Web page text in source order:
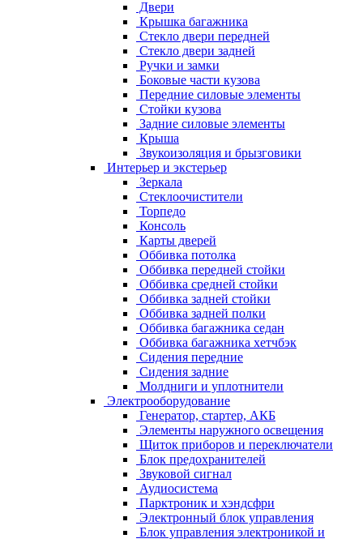
Двери
Крышка багажника
Стекло двери передней
Стекло двери задней
Ручки и замки
Боковые части кузова
Передние силовые элементы
Стойки кузова
Задние силовые элементы
Крыша
Звукоизоляция и брызговики
Интерьер и экстерьер
Зеркала
Стеклоочистители
Торпедо
Консоль
Карты дверей
Оббивка потолка
Оббивка передней стойки
Оббивка средней стойки
Оббивка задней стойки
Оббивка задней полки
Оббивка багажника седан
Оббивка багажника хетчбэк
Сидения передние
Сидения задние
Молдниги и уплотнители
Электрооборудование
Генератор, стартер, АКБ
Элементы наружного освещения
Щиток приборов и переключатели
Блок предохранителей
Звуковой сигнал
Аудиосистема
Парктроник и хэндсфри
Электронный блок управления
Блок управления электроникой и